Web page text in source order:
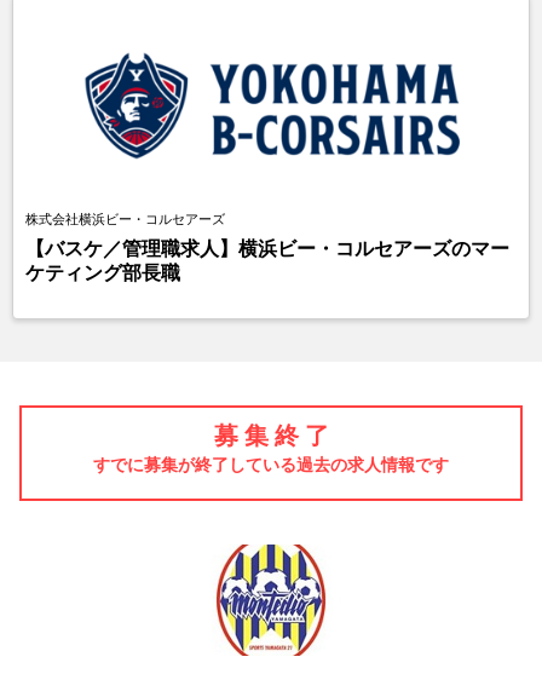
株式会社横浜ビー・コルセアーズ
【バスケ／管理職求人】横浜ビー・コルセアーズのマー
ケティング部長職
募 集 終 了
すでに募集が終了している過去の求人情報です